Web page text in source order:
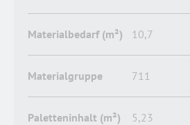
Materialbedarf (m²) 10,7
Materialgruppe 711
Paletteninhalt (m²) 5,23